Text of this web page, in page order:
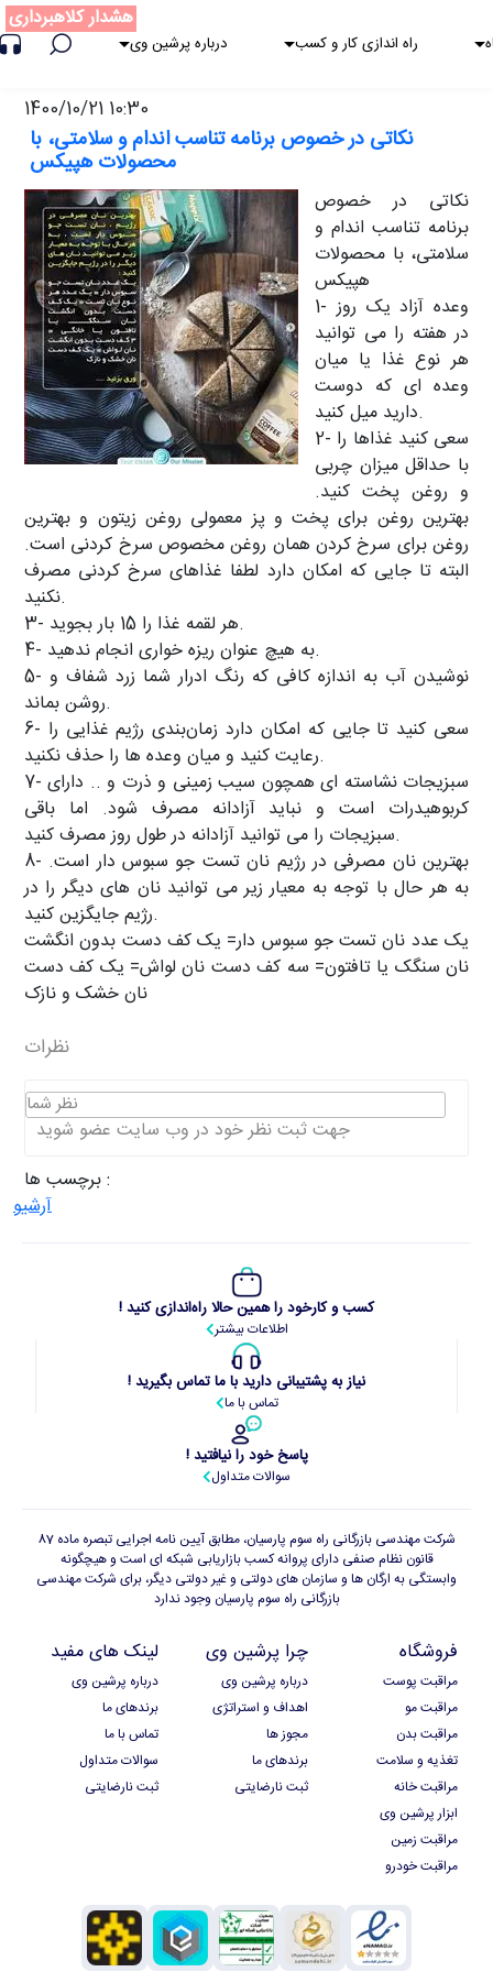
راه اندازی کار و کسب درباره پرشین وی
هشدار کلاهبرداری
1400/10/21 10:30
نکاتی در خصوص برنامه تناسب اندام و سلامتی، با
محصولات هپیکس
نکاتی در خصوص
برنامه تناسب اندام و
سلامتی، با محصولات
هپیکس
1- وعده آزاد یک روز
در هفته را می توانید
هر نوع غذا یا میان
وعده ای که دوست
دارید میل کنید.
2- سعی کنید غذاها را
با حداقل میزان چربی
و روغن پخت کنید.
بهترین روغن برای پخت و پز معمولی روغن زیتون و بهترین
روغن برای سرخ کردن همان روغن مخصوص سرخ کردنی است.
البته تا جایی که امکان دارد لطفا غذاهای سرخ کردنی مصرف
نکنید.
3- هر لقمه غذا را 15 بار بجوید.
4- به هیچ عنوان ریزه خواری انجام ندهید.
5- نوشیدن آب به اندازه کافی که رنگ ادرار شما زرد شفاف و
روشن بماند.
6- سعی کنید تا جایی که امکان دارد زمان‌بندی رژیم غذایی را
رعایت کنید و میان وعده ها را حذف نکنید.
7- سبزیجات نشاسته ای همچون سیب زمینی و ذرت و .. دارای
کربوهیدرات است و نباید آزادانه مصرف شود. اما باقی
سبزیجات را می توانید آزادانه در طول روز مصرف کنید.
8- بهترین نان مصرفی در رژیم نان تست جو سبوس دار است.
به هر حال با توجه به معیار زیر می توانید نان های دیگر را در
رژیم جایگزین کنید.
یک عدد نان تست جو سبوس دار= یک کف دست بدون انگشت
نان سنگک یا تافتون= سه کف دست نان لواش= یک کف دست
نان خشک و نازک
نظرات
نظر شما
جهت ثبت نظر خود در وب سایت عضو شوید
برچسب ها :
آرشیو
کسب و کارخود را همین حالا راه‌اندازی کنید !
اطلاعات بیشتر
نیاز به پشتیبانی دارید با ما تماس بگیرید !
تماس با ما
پاسخ خود را نیافتید !
سوالات متداول
شرکت مهندسی بازرگانی راه سوم پارسیان، مطابق آیین نامه اجرایی تبصره ماده 87
قانون نظام صنفی دارای پروانه کسب بازاریابی شبکه ای است و هیچگونه
وابستگی به ارگان ها و سازمان های دولتی و غیر دولتی دیگر، برای شرکت مهندسی
بازرگانی راه سوم پارسیان وجود ندارد
فروشگاه
مراقبت پوست
مراقبت مو
مراقبت بدن
تغذیه و سلامت
مراقبت خانه
ابزار پرشین وی
مراقبت زمین
مراقبت خودرو
چرا پرشین وی
درباره پرشین وی
اهداف و استراتژی
مجوز ها
برندهای ما
ثبت نارضایتی
لینک های مفید
درباره پرشین وی
برندهای ما
تماس با ما
سوالات متداول
ثبت نارضایتی